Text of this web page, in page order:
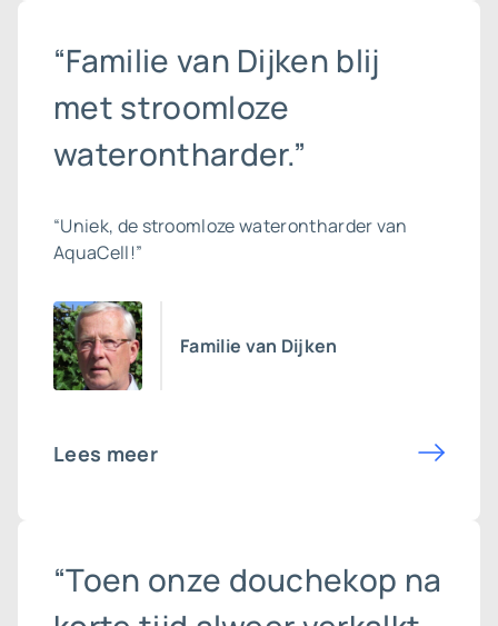
“Familie van Dijken blij
met stroomloze
waterontharder.”
“Uniek, de stroomloze waterontharder van
AquaCell!”
Familie van Dijken
Lees meer
“Toen onze douchekop na